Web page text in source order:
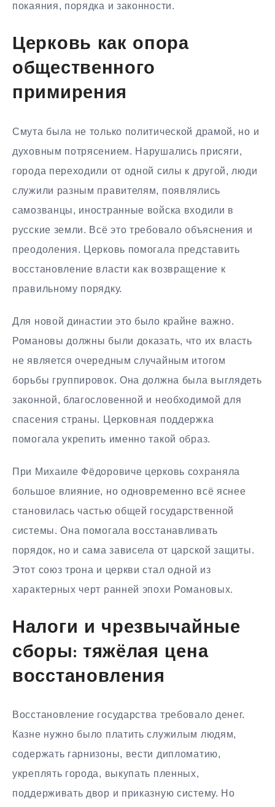
покаяния, порядка и законности.
Церковь как опора
общественного
примирения
Смута была не только политической драмой, но и
духовным потрясением. Нарушались присяги,
города переходили от одной силы к другой, люди
служили разным правителям, появлялись
самозванцы, иностранные войска входили в
русские земли. Всё это требовало объяснения и
преодоления. Церковь помогала представить
восстановление власти как возвращение к
правильному порядку.
Для новой династии это было крайне важно.
Романовы должны были доказать, что их власть
не является очередным случайным итогом
борьбы группировок. Она должна была выглядеть
законной, благословенной и необходимой для
спасения страны. Церковная поддержка
помогала укрепить именно такой образ.
При Михаиле Фёдоровиче церковь сохраняла
большое влияние, но одновременно всё яснее
становилась частью общей государственной
системы. Она помогала восстанавливать
порядок, но и сама зависела от царской защиты.
Этот союз трона и церкви стал одной из
характерных черт ранней эпохи Романовых.
Налоги и чрезвычайные
сборы: тяжёлая цена
восстановления
Восстановление государства требовало денег.
Казне нужно было платить служилым людям,
содержать гарнизоны, вести дипломатию,
укреплять города, выкупать пленных,
поддерживать двор и приказную систему. Но